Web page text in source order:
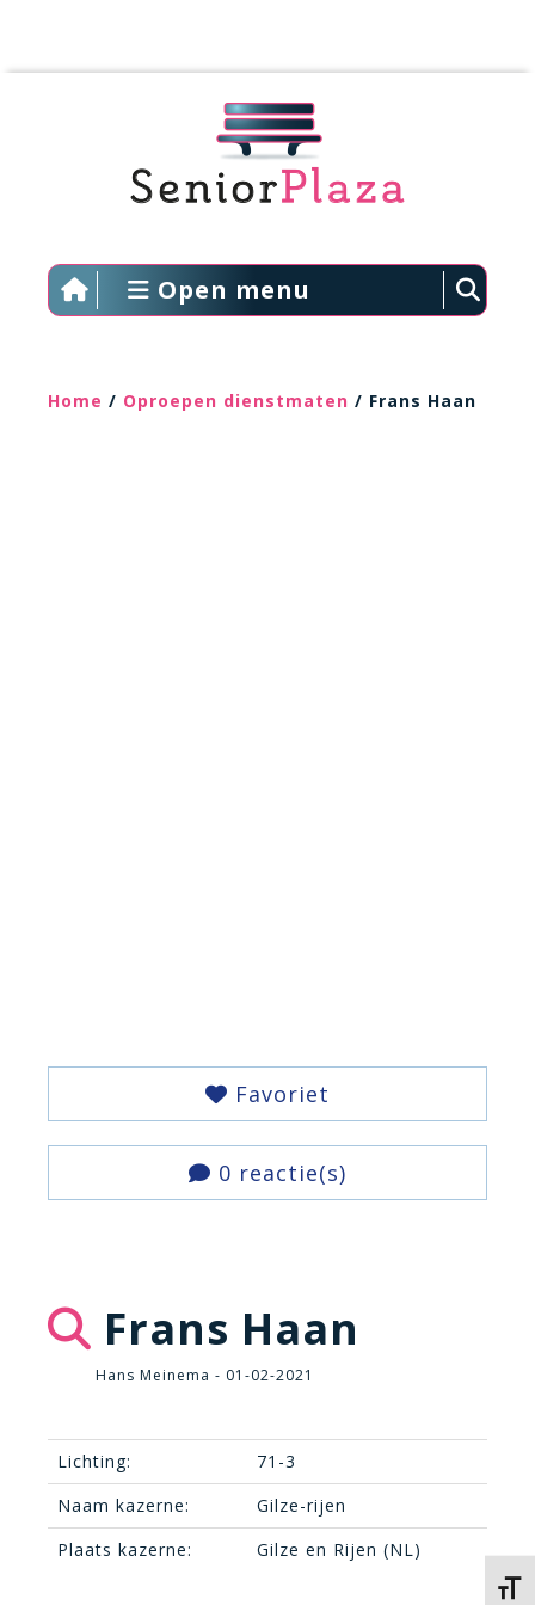
Open menu
Home / Oproepen dienstmaten / Frans Haan
Favoriet
0 reactie(s)
Frans Haan
Hans Meinema - 01-02-2021
Lichting:
71-3
Naam kazerne:
Gilze-rijen
Plaats kazerne:
Gilze en Rijen (NL)